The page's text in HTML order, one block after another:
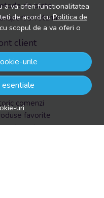
a va oferi functionalitatea
de acord cuPolitica de
scopul de a va oferi o
urile
uri
de plata
si retururi
client
meu
parola
comenzi
favorite
retur